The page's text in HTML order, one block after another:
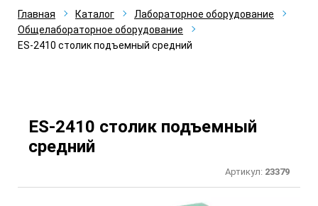
Главная Каталог
Лабораторное оборудование
Общелабораторное оборудование
ES-2410 столик подъемный средний
ES-2410 столик подъемный
средний
Артикул: 23379